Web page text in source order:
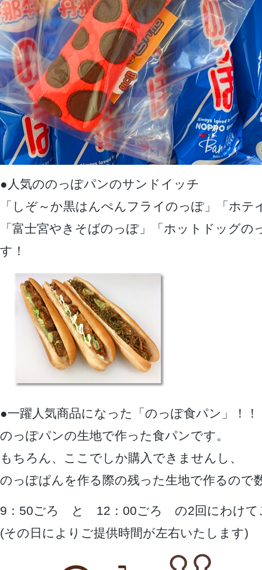
●人気ののっぽパンのサンドイッチ
「しぞ～か黒はんぺんフライのっぽ」「ホ
「富士宮やきそばのっぽ」「ホットドッグの
す！
●一躍人気商品になった「のっぽ食パン」！！
のっぽパンの生地で作った食パンです。
もちろん、ここでしか購入できませんし、
のっぽぱんを作る際の残った生地で作るので
9：50ごろ と 12：00ごろ の2回にわけて
(その日によりご提供時間が左右いたします)